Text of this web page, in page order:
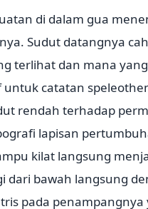
di dalam gua
Sudut datangnya
terlihat dan mana
catatan
rendah terhadap
lapisan
kilat langsung
dari bawah langsung
pada